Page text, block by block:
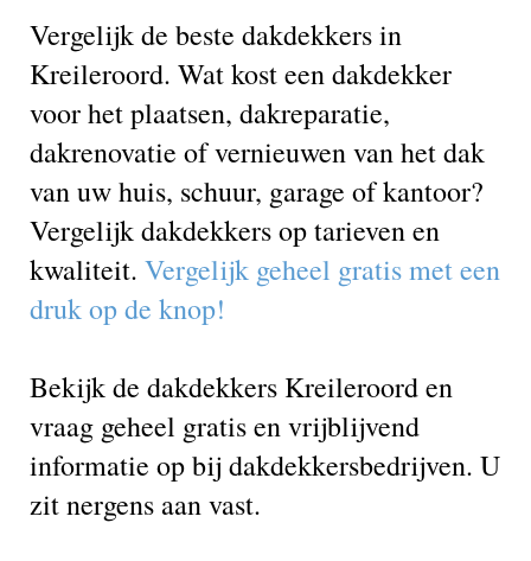
Vergelijk de beste dakdekkers in
Kreileroord. Wat kost een dakdekker
voor het plaatsen, dakreparatie,
dakrenovatie of vernieuwen van het dak
van uw huis, schuur, garage of kantoor?
Vergelijk dakdekkers op tarieven en
kwaliteit. Vergelijk geheel gratis met een
druk op de knop!
Bekijk de dakdekkers Kreileroord en
vraag geheel gratis en vrijblijvend
informatie op bij dakdekkersbedrijven. U
zit nergens aan vast.